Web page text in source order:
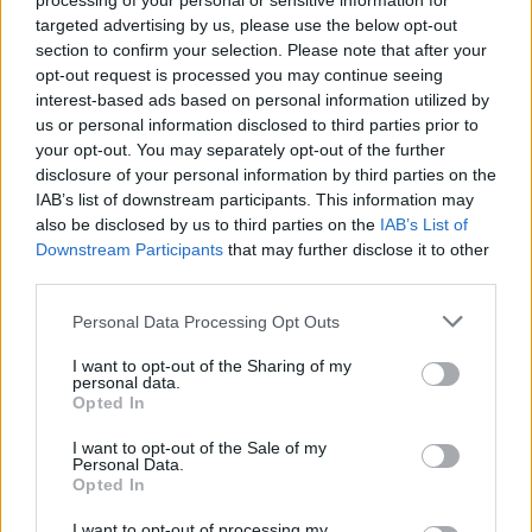
targeted advertising by us, please use the below opt-out
section to confirm your selection. Please note that after your
opt-out request is processed you may continue seeing
interest-based ads based on personal information utilized by
us or personal information disclosed to third parties prior to
your opt-out. You may separately opt-out of the further
disclosure of your personal information by third parties on the
IAB’s list of downstream participants. This information may
also be disclosed by us to third parties on the IAB’s List of
Downstream Participants that may further disclose it to other
Personal Data Processing Opt Outs
I want to opt-out of the Sharing of my
personal data.
Opted In
I want to opt-out of the Sale of my
Personal Data.
Opted In
Habe auch nur den lächerlichen Bauplan. Einen Blitzstein hab ich
in der Mine bekommen.
Die Waffenteile sind anscheinend so geheim, daß man die uns
garnicht zeigen darf.
Für mich ist die Sache mit der Waffe völlig übereilt eingestellt. UND
Nachdem, was ich hier so lese (dass noch keiner
Waffenteile/ die Waffe selbst erbeutet hat), drängelt sich
mir der Verdacht auf: wenn das Event zukünftig öfter
kommen soll, dann wäre es auch möglich, dass: in
Event 1 (Juni 2016) bekommt man die Anleitung, Event
2 (Monat?/ 2016) bekommt man Teil 1, etc. So kann
und Perlen verballern ohne Ende (von der Zeit red ich
erst gar nicht, usw....) Ehrliche Meinung?... Trau ich
dem "GroßenPunkt" zu, ohne Frage!
Rausflüge/Perlenverluste unterstreichen das ja auch
noch,... findet komischerweise auch nie einer die
Lösung dazu...
Und ich möcht' wirklich nicht wieder den "Salm" der